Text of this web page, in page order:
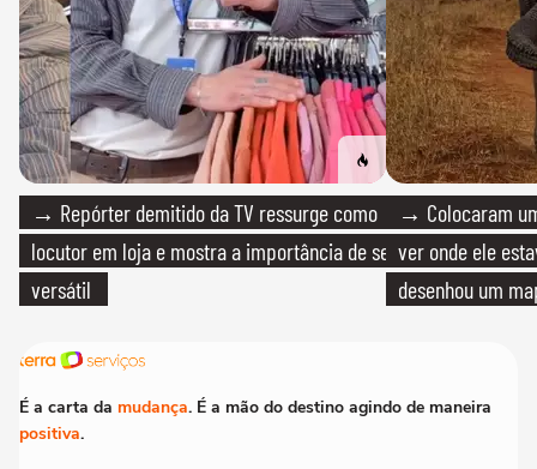
→ Repórter demitido da TV ressurge como
locutor em loja e mostra a importância de ser
versátil
→ Colocaram
ver onde ele
desenhou um
É a carta da mudança. É a mão do destino agindo de maneira
positiva.